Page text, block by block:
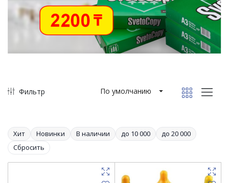
Фильтр По умолчанию
Хит Новинки В наличии до 10 000
до 20 000
Сбросить